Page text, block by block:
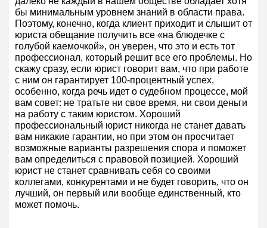
бы минимальным уровнем знаний в области права.
Поэтому, конечно, когда клиент приходит и слышит от
юриста обещание получить все «на блюдечке с
голубой каемочкой», он уверен, что это и есть тот
профессионал, который решит все его проблемы. Но
скажу сразу, если юрист говорит вам, что при работе
с ним он гарантирует 100-процентный успех,
особенно, когда речь идет о судебном процессе, мой
вам совет: не тратьте ни свое время, ни свои деньги
на работу с таким юристом. Хороший
профессиональный юрист никогда не станет давать
вам никакие гарантии, но при этом он просчитает
возможные варианты разрешения спора и поможет
вам определиться с правовой позицией. Хороший
юрист не станет сравнивать себя со своими
коллегами, конкурентами и не будет говорить, что он
лучший, он первый или вообще единственный, кто
может помочь.